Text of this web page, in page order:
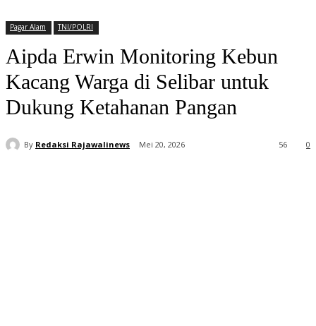
Pagar Alam TNI/POLRI
Aipda Erwin Monitoring Kebun
Kacang Warga di Selibar untuk
Dukung Ketahanan Pangan
By Redaksi Rajawalinews Mei 20, 2026 0
56